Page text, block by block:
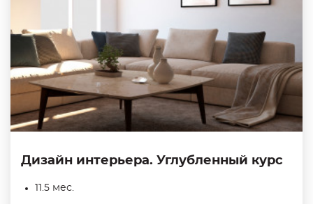
Дизайн интерьера. Углубленный курс
11.5 мес.